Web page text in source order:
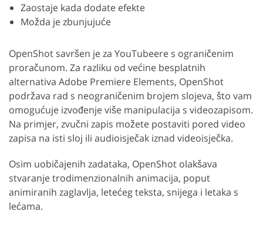
Zaostaje kada dodate efekte
Možda je zbunjujuće
OpenShot savršen je za YouTubeere s ograničenim
proračunom. Za razliku od većine besplatnih
alternativa Adobe Premiere Elements, OpenShot
podržava rad s neograničenim brojem slojeva, što vam
omogućuje izvođenje više manipulacija s videozapisom.
Na primjer, zvučni zapis možete postaviti pored video
zapisa na isti sloj ili audioisječak iznad videoisječka.
Osim uobičajenih zadataka, OpenShot olakšava
stvaranje trodimenzionalnih animacija, poput
animiranih zaglavlja, letećeg teksta, snijega i letaka s
lećama.